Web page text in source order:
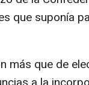
que suponía
más que de